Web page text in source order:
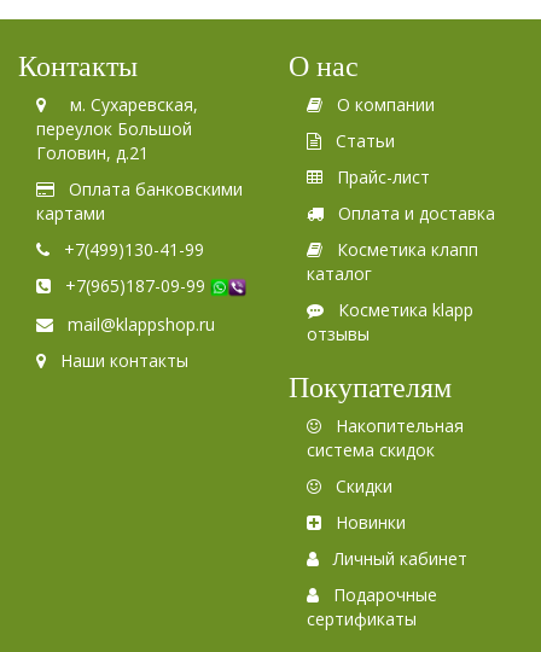
Контакты
м. Сухаревская,
переулок Большой
Головин, д.21
Оплата банковскими
картами
+7(499)130-41-99
+7(965)187-09-99
mail@klappshop.ru
Наши контакты
О нас
О компании
Статьи
Прайс-лист
Оплата и доставка
Косметика клапп
каталог
Косметика klapp
отзывы
Покупателям
Накопительная
система скидок
Скидки
Новинки
Личный кабинет
Подарочные
сертификаты